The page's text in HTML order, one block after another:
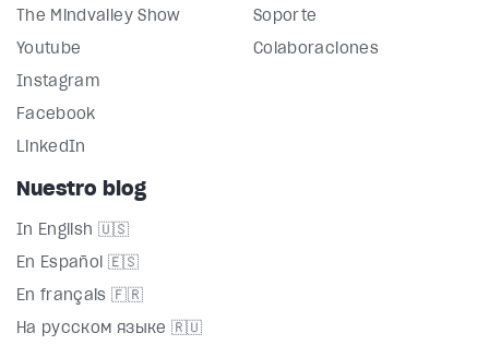
The Mindvalley Show
Youtube
Instagram
Facebook
LinkedIn
Soporte
Colaboraciones
Nuestro blog
In English 🇺🇸
En Español 🇪🇸
En français 🇫🇷
На русском языке 🇷🇺